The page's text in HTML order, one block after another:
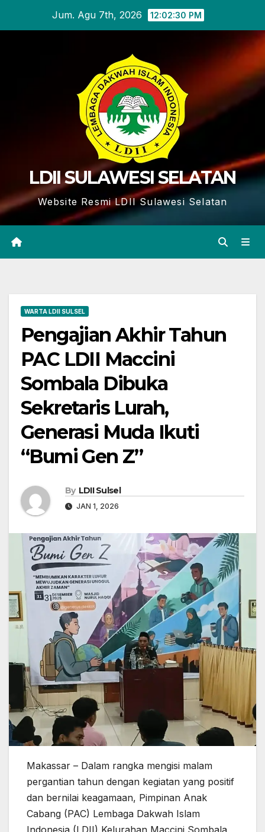
Jum. Agu 7th, 2026 12:02:31 PM
LDII SULAWESI SELATAN
Website Resmi LDII Sulawesi Selatan
WARTA LDII SULSEL
Pengajian Akhir Tahun
PAC LDII Maccini
Sombala Dibuka
Sekretaris Lurah,
Generasi Muda Ikuti
“Bumi Gen Z”
By LDII Sulsel
JAN 1, 2026
Makassar – Dalam rangka mengisi malam
pergantian tahun dengan kegiatan yang positif
dan bernilai keagamaan, Pimpinan Anak
Cabang (PAC) Lembaga Dakwah Islam